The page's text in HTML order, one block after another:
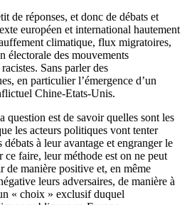
de réponses, et donc de débats et
européen et international hautement
climatique, flux migratoires,
électorale des mouvements
Sans parler des
en particulier l’émergence d’un
Chine-Etats-Unis.
question est de savoir quelles sont les
les acteurs politiques vont tenter
à leur avantage et engranger le
faire, leur méthode est on ne peut
de manière positive et, en même
leurs adversaires, de manière à
« choix » exclusif duquel